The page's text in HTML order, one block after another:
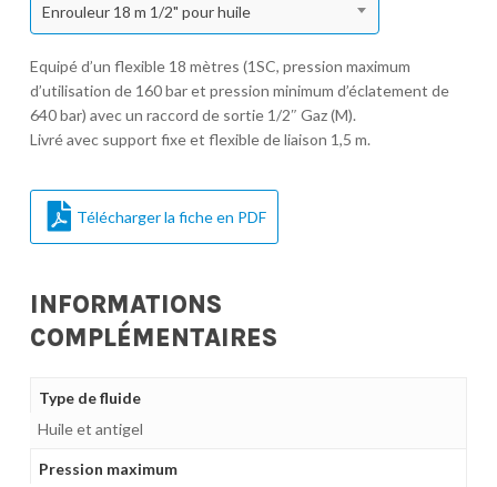
Enrouleur 18 m 1/2" pour huile
Equipé d’un flexible 18 mètres (1SC, pression maximum
d’utilisation de 160 bar et pression minimum d’éclatement de
640 bar) avec un raccord de sortie 1/2″ Gaz (M).
Livré avec support fixe et flexible de liaison 1,5 m.
Télécharger la fiche en PDF
INFORMATIONS
COMPLÉMENTAIRES
Type de fluide
Huile et antigel
Pression maximum